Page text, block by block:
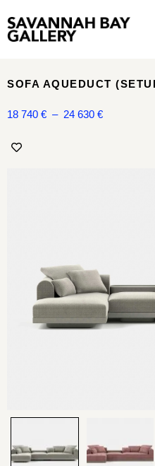
SOFA AQUEDUCT
18 740 € – 24 630 €